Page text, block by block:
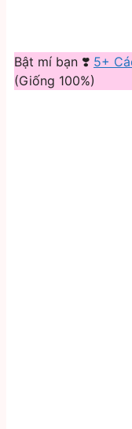
Bật mí bạn ❣️ 5+
(Giống 100%)